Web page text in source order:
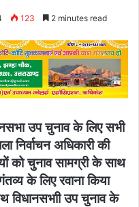
123 2 minutes read
उप चुनाव के लिए सभी
निर्वाचन अधिकारी की
को चुनाव सामग्री के साथ
के लिए रवाना किया
विधानसभाी उप चुनाव के